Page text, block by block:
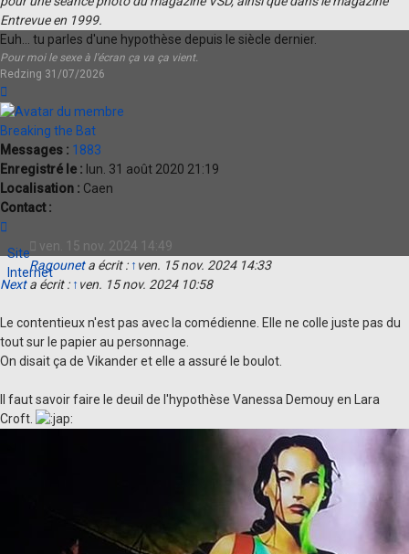
Entrevue en 1999.
Euh... tu parles d'une hypothèse depuis le siècle dernier.
Pour moi le sexe à l'écran ça va ça vient.
Redzing 31/07/2026
Breaking the Bat
Messages : 1883
Enregistré le : lun. 31 août 2020 21:19
Localisation : Caen
Contact :
Breaking
the
Bat
Site
Internet
ven. 15 nov. 2024 14:49
Ragouneta écrit : ↑ ven. 15 nov. 2024 14:33
Nexta écrit : ↑ ven. 15 nov. 2024 10:58
Le contentieux n'est pas avec la comédienne. Elle ne colle juste pas du
tout sur le papier au personnage.
On disait ça de Vikander et elle a assuré le boulot.
Il faut savoir faire le deuil de l'hypothèse Vanessa Demouy en Lara
Croft.